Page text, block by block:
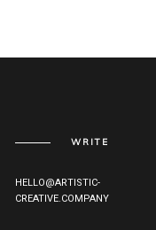
WRITE
HELLO@ARTISTIC-
CREATIVE.COMPANY